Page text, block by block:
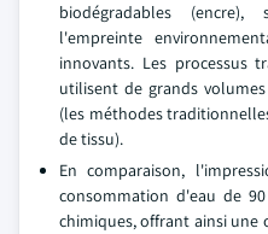
biodégradables
l'empreinte
innovants. Les processus
utilisent de grands
(les méthodes
de tissu).
En comparaison,
consommation d'eau de
chimiques, offrant ainsi une